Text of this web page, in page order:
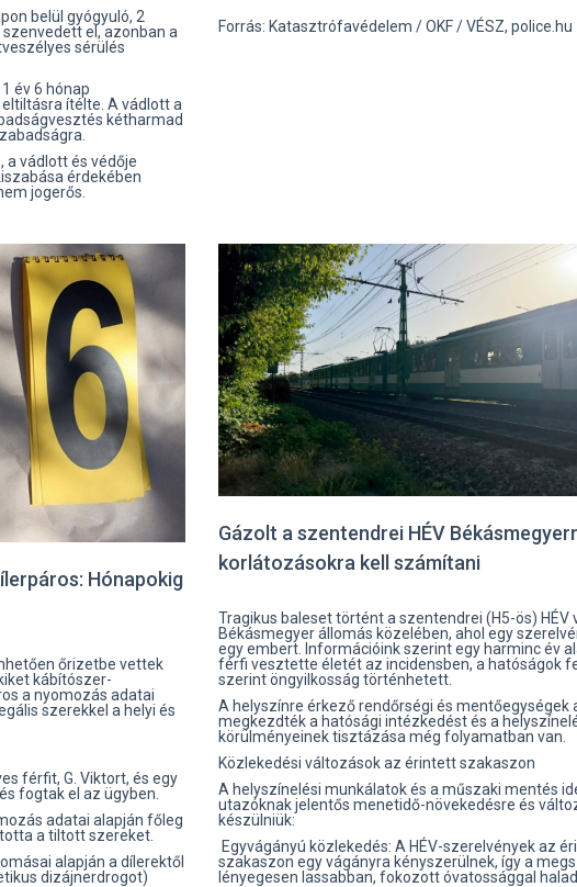
belül gyógyuló, 2
el, azonban a
sérülés
év 6 hónap
ítélte. A vádlott a
kétharmad
vádlott és védője
érdekében
jogerős.
Forrás: Katasztrófavédelem / OKF / VÉSZ, police.hu
Hónapokig
őrizetbe vettek
kábítószer-
a nyomozás adatai
szerekkel a helyi és
férfit, G. Viktort, és egy
fogtak el az ügyben.
adatai alapján főleg
a tiltott szereket.
alapján a dílerektől
dizájnerdrogot)
Gázolt a szentendrei HÉV
korlátozásokra kell számítani
Tragikus baleset történt a szentendrei (H5-ös) HÉV
Békásmegyer állomás közelében, ahol egy
egy embert. Információink szerint egy harminc év
férfi vesztette életét az incidensben, a hatóságok
szerint öngyilkosság történhetett.
A helyszínre érkező rendőrségi és mentőegységek
megkezdték a hatósági intézkedést és a
körülményeinek tisztázása még folyamatban van.
Közlekedési változások az érintett szakaszon
A helyszínelési munkálatok és a műszaki mentés
utazóknak jelentős menetidő-növekedésre és
készülniük:
Egyvágányú közlekedés: A HÉV-szerelvények az
szakaszon egy vágányra kényszerülnek, így a
lényegesen lassabban, fokozott óvatossággal